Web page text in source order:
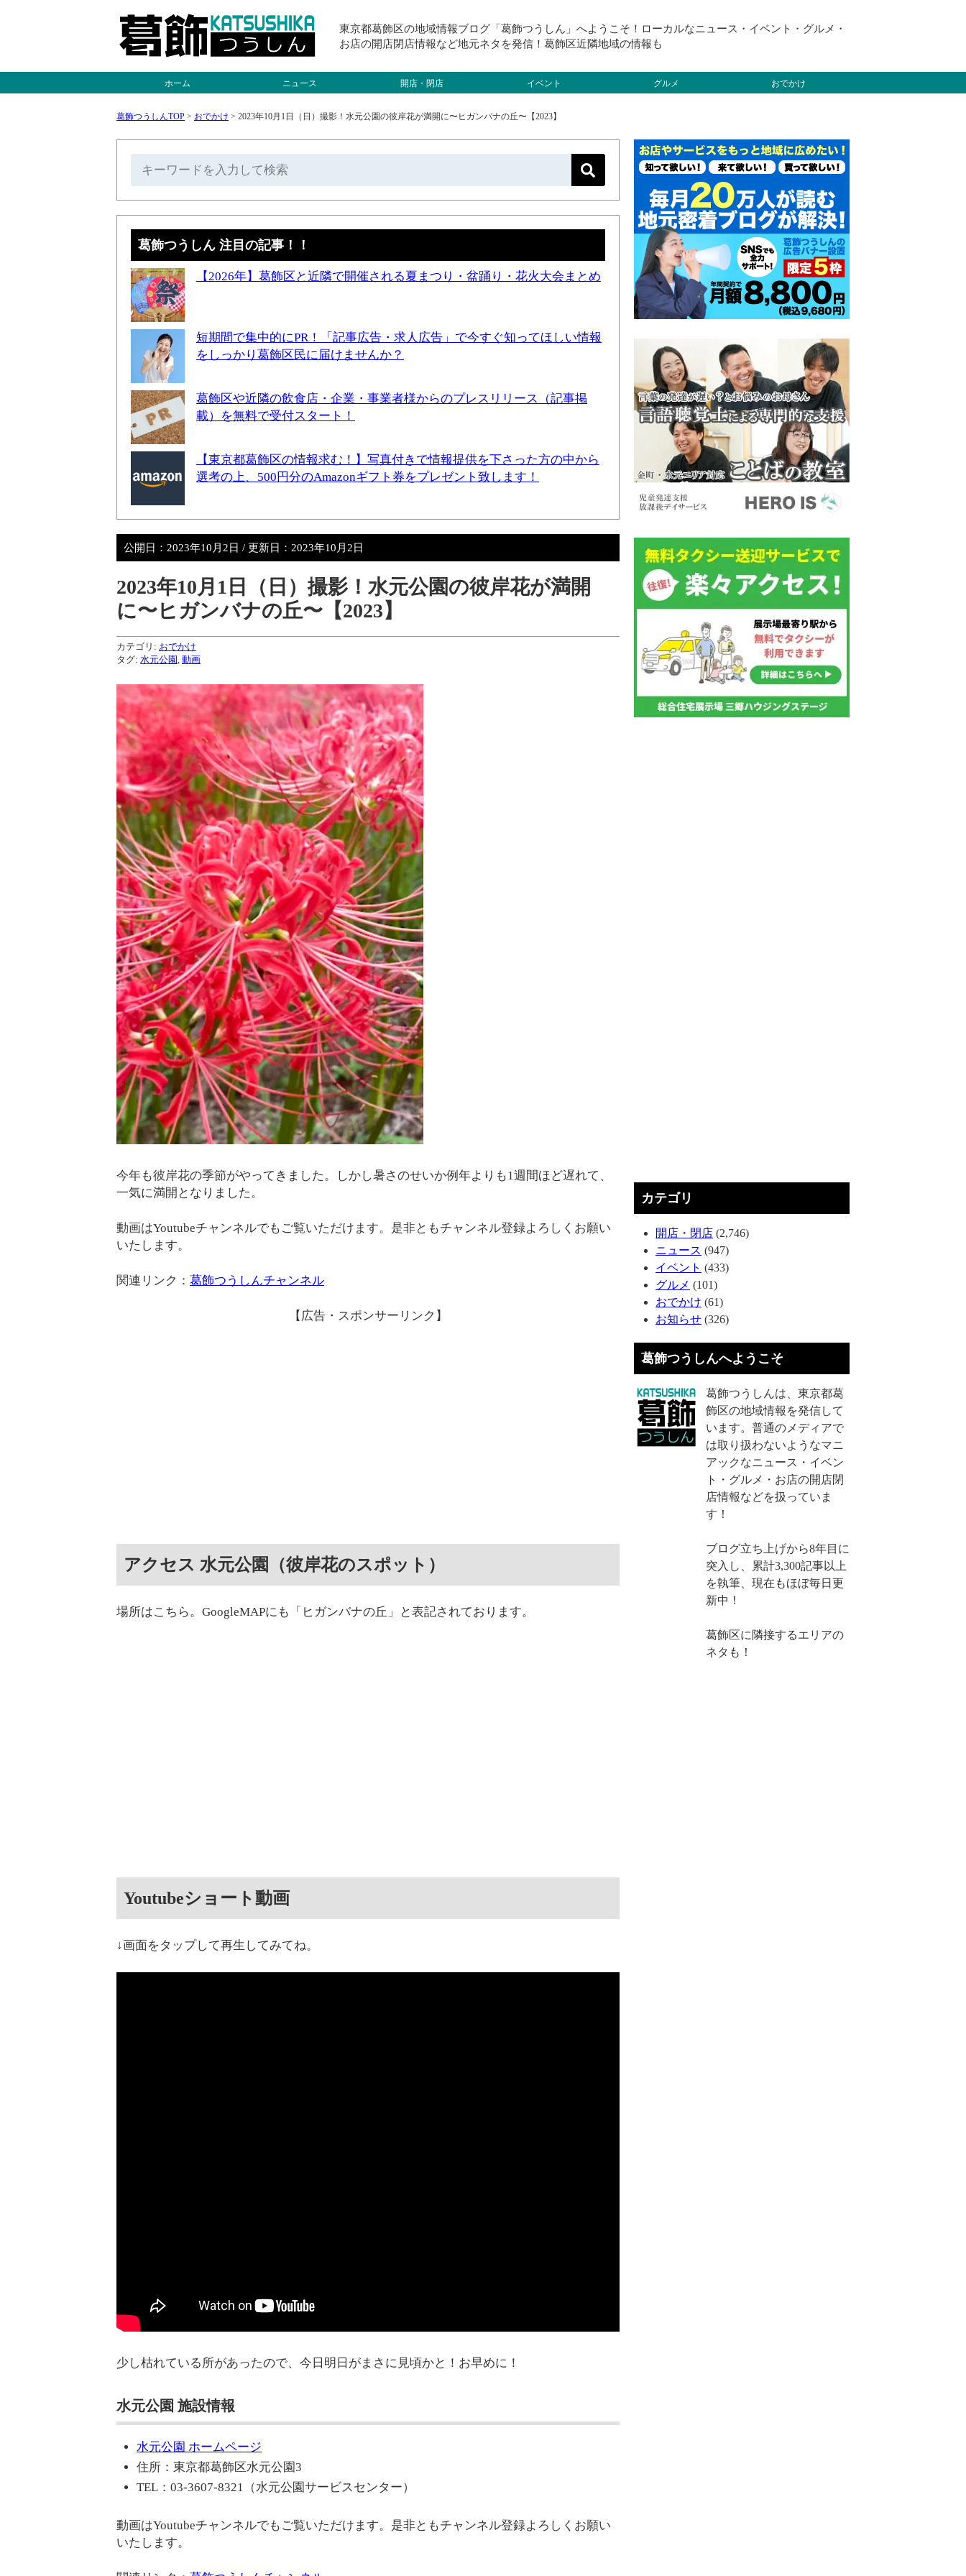
東京都葛飾区の地域情報ブログ「葛飾つうしん」へようこそ！ローカルなニュース・イベント・グルメ・
お店の開店閉店情報など地元ネタを発信！葛飾区近隣地域の情報も
ホーム ニュース 開店・閉店 イベント グルメ おでかけ
葛飾つうしんTOP > おでかけ > 2023年10月1日（日）撮影！水元公園の彼岸花が満開に〜ヒガンバナの丘〜【2023】
葛飾つうしん 注目の記事！！
【2026年】葛飾区と近隣で開催される夏まつり・盆踊り・花火大会まとめ
短期間で集中的にPR！「記事広告・求人広告」で今すぐ知ってほしい情報
をしっかり葛飾区民に届けませんか？
葛飾区や近隣の飲食店・企業・事業者様からのプレスリリース（記事掲
載）を無料で受付スタート！
【東京都葛飾区の情報求む！】写真付きで情報提供を下さった方の中から
選考の上、500円分のAmazonギフト券をプレゼント致します！
公開日： 2023年10月2日 / 更新日： 2023年10月2日
2023年10月1日（日）撮影！水元公園の彼岸花が満開
に〜ヒガンバナの丘〜【2023】
カテゴリ: おでかけ
タグ: 水元公園 動画
今年も彼岸花の季節がやってきました。しかし暑さのせいか例年よりも1週間ほど遅れて、
一気に満開となりました。
動画はYoutubeチャンネルでもご覧いただけます。是非ともチャンネル登録よろしくお願い
いたします。
関連リンク： 葛飾つうしんチャンネル
【広告・スポンサーリンク】
アクセス 水元公園（彼岸花のスポット）
場所はこちら。GoogleMAPにも「ヒガンバナの丘」と表記されております。
Youtubeショート動画
↓画面をタップして再生してみてね。
少し枯れている所があったので、今日明日がまさに見頃かと！お早めに！
水元公園 施設情報
水元公園 ホームページ
住所：東京都葛飾区水元公園3
TEL：03-3607-8321（水元公園サービスセンター）
動画はYoutubeチャンネルでもご覧いただけます。是非ともチャンネル登録よろしくお願い
いたします。
カテゴリ
開店・閉店 (2,746)
ニュース (947)
イベント (433)
グルメ (101)
おでかけ (61)
お知らせ (326)
葛飾つうしんへようこそ
葛飾つうしんは、東京都葛
飾区の地域情報を発信して
います。普通のメディアで
は取り扱わないようなマニ
アックなニュース・イベン
ト・グルメ・お店の開店閉
店情報などを扱っていま
す！
ブログ立ち上げから8年目に
突入し、累計3,300記事以上
を執筆、現在もほぼ毎日更
新中！
葛飾区に隣接するエリアの
ネタも！